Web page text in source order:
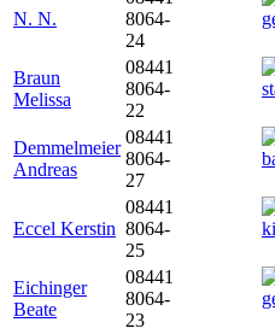
N. N.
8064-
24
Braun
Melissa
08441
8064-
22
Demmelmeier
Andreas
08441
8064-
27
Eccel Kerstin
08441
8064-
25
Eichinger
Beate
08441
8064-
23